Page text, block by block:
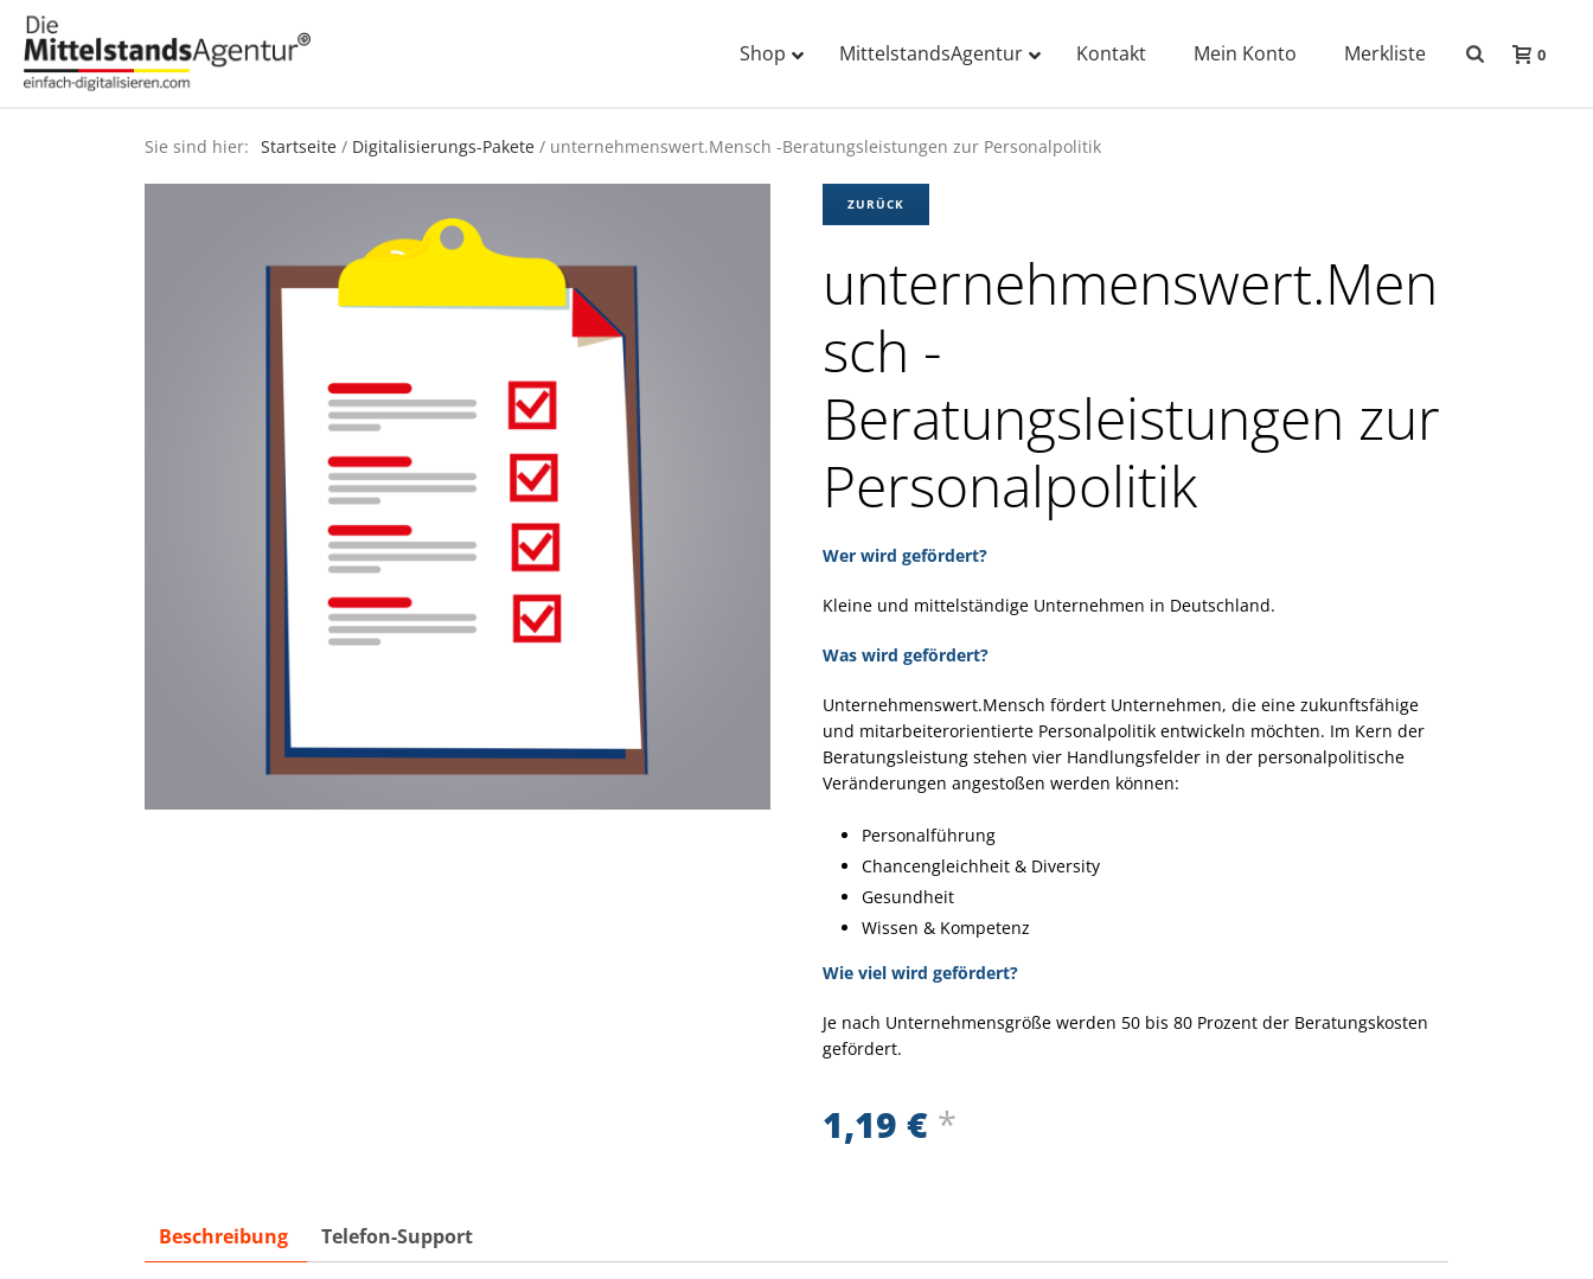
Shop MittelstandsAgentur Kontakt Mein Konto Merkliste 0
Sie sind hier: Startseite / Digitalisierungs-Pakete / unternehmenswert.Mensch -Beratungsleistungen zur Personalpolitik
ZURÜCK
unternehmenswert.Men
sch -
Beratungsleistungen zur
Personalpolitik
Wer wird gefördert?
Kleine und mittelständige Unternehmen in Deutschland.
Was wird gefördert?
Unternehmenswert.Mensch fördert Unternehmen, die eine zukunftsfähige
und mitarbeiterorientierte Personalpolitik entwickeln möchten. Im Kern der
Beratungsleistung stehen vier Handlungsfelder in der personalpolitische
Veränderungen angestoßen werden können:
Personalführung
Chancengleichheit & Diversity
Gesundheit
Wissen & Kompetenz
Wie viel wird gefördert?
Je nach Unternehmensgröße werden 50 bis 80 Prozent der Beratungskosten
gefördert.
1,19 € *
Beschreibung Telefon-Support